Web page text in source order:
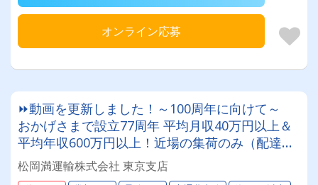
オンライン応募
⏩動画を更新しました！～100周年に向けて～
おかげさまで設立77周年 平均月収40万円以上＆
平均年収600万円以上！近場の集荷のみ（配達業
務無し）北海道を代表する運送会社で一緒に働き
ましょう！まつおかまんの未来を担うドライバー
松岡満運輸株式会社 東京支店